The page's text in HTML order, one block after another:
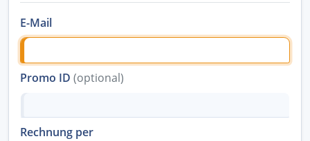
E-Mail
Promo ID (optional)
Rechnung per